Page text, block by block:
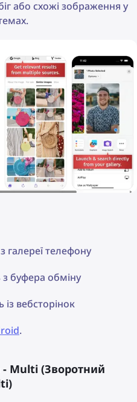
або схожі зображення у
галереї телефону
буфера обміну
вебсторінок
.
- Multi (Зворотний